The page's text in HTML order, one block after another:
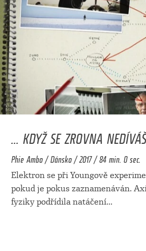
... KDYŽ SE ZROVNA NEDÍVÁŠ
Phie Ambo / Dánsko / 2017 / 84 min. 0 sec.
Elektron se při Youngově
pokud je pokus zaznamenáván.
fyziky podřídila natáčení...